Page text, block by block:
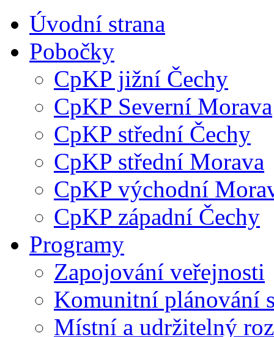
Úvodní strana
Pobočky
CpKP jižní Čechy
CpKP Severní Morava
CpKP střední Čechy
CpKP střední Morava
CpKP východní
CpKP západní Čechy
Programy
Zapojování veřejnosti
Komunitní plánování
Místní a udržitelný